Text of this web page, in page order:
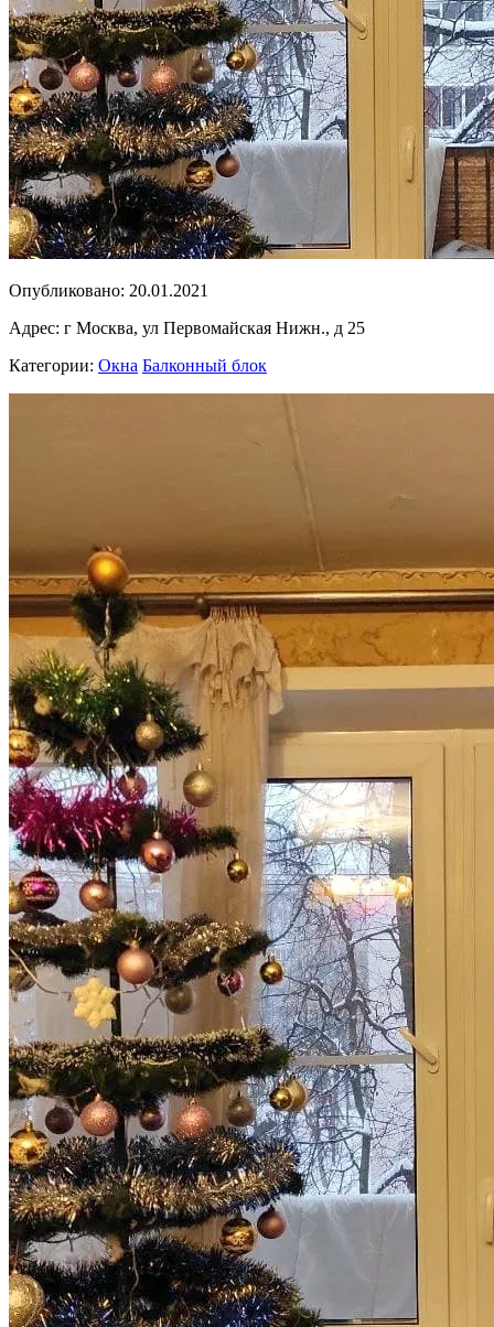
Опубликовано: 20.01.2021
Адрес: г Москва, ул Первомайская Нижн., д 25
Категории: Окна Балконный блок